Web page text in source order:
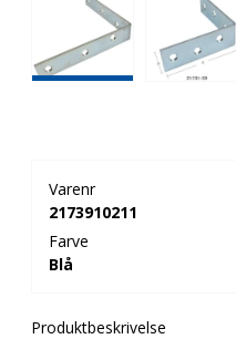
Varenr
2173910211
Farve
Blå
Produktbeskrivelse